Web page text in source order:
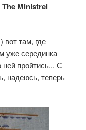
Ministrel
вот там, где
уже серединка
ней пройтись... С
надеюсь, теперь